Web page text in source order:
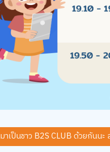
มาเป็นชาว B2S CLUB ด้วยกันน